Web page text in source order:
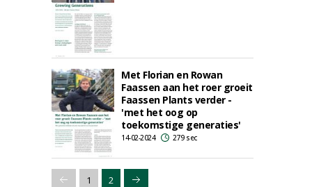
Met Florian en Rowan
Faassen aan het roer groeit
Faassen Plants verder -
'met het oog op
toekomstige generaties'
14-02-2024 279 sec
1 2